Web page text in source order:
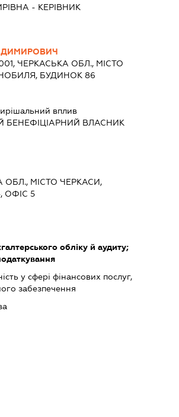
- КЕРІВНИК
ЧЕРКАСЬКА ОБЛ., МІСТО
БУДИНОК 86
вплив
БЕНЕФІЦІАРНИЙ ВЛАСНИК
ОБЛ., МІСТО ЧЕРКАСИ,
ОФІС 5
обліку й аудиту;
у сфері фінансових послуг,
забезпечення